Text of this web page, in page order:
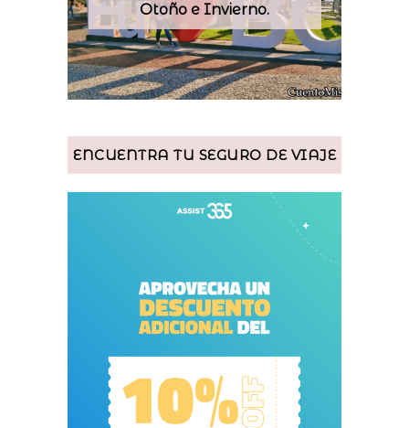
Otoño e Invierno.
ENCUENTRA TU SEGURO DE VIAJE